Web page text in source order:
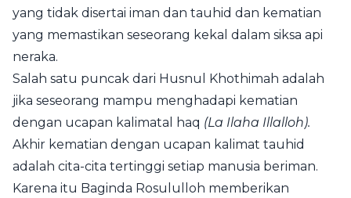
yang tidak disertai iman dan tauhid dan kematian
yang memastikan seseorang kekal dalam siksa api
neraka.
Salah satu puncak dari Husnul Khothimah adalah
jika seseorang mampu menghadapi kematian
dengan ucapan kalimatal haq (La Ilaha Illalloh).
Akhir kematian dengan ucapan kalimat tauhid
adalah cita-cita tertinggi setiap manusia beriman.
Karena itu Baginda Rosululloh memberikan